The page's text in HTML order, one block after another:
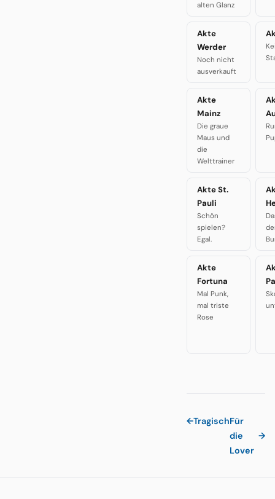
alten Glanz
Akte
Werder
Noch nicht
ausverkauft
Akte
Mainz
Die graue
Maus und
die
Welttrainer
Akte St.
Pauli
Schön
spielen?
Egal.
Akte
Fortuna
Mal Punk,
mal triste
Rose
←TragischFür
die
Lover
→